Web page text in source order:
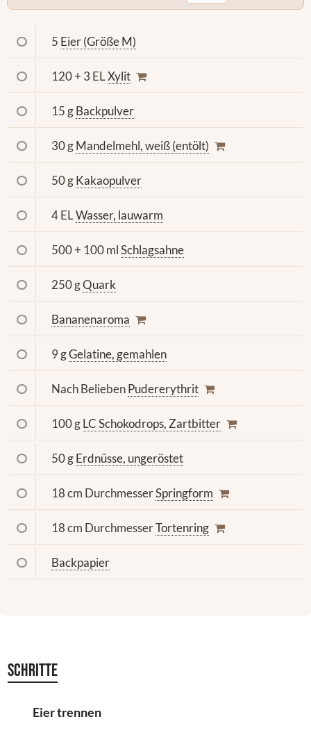
5 Eier (Größe M)
120 + 3 ELXylit
15 gBackpulver
30 gMandelmehl, weiß (entölt)
50 gKakaopulver
4 ELWasser, lauwarm
500 + 100 mlSchlagsahne
250 gQuark
Bananenaroma
9 gGelatine, gemahlen
Nach BeliebenPudererythrit
100 gLC Schokodrops, Zartbitter
50 gErdnüsse, ungeröstet
18 cm DurchmesserSpringform
18 cm DurchmesserTortenring
Backpapier
Schritte
Eier trennen